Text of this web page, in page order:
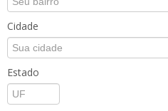
Cidade
Estado